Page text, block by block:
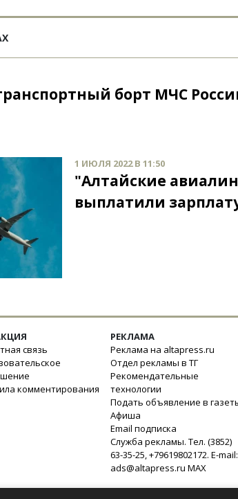
борт МЧС
1 ИЮЛЯ 2022 В 11:50
"Алтайские
выплатили
связь
комментирования
РЕКЛАМА
Реклама на altapress.ru
Отдел рекламы в ТГ
Рекомендательные
технологии
Подать объявление в
Афиша
Email подписка
Служба рекламы. Тел. (3852)
63-35-25, +79619802172. E-mail:
ads@altapress.ru MAX